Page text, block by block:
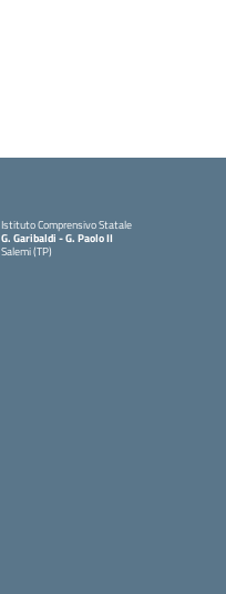
Istituto Comprensivo Statale
G. Garibaldi - G. Paolo II
Salemi (TP)